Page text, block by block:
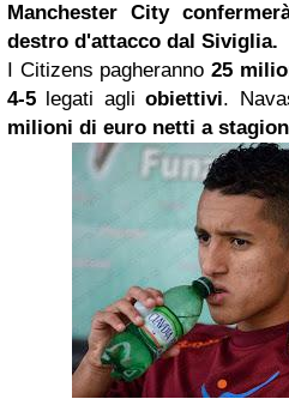
Manchester City
destro d'attacco dal Siviglia.
I Citizens pagheranno 25
4-5 legati agliobiettivi.
milioni di euro netti a